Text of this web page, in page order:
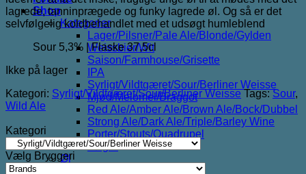
Shop
Kategorier
Lager/Pilsner/Pale Ale/Blonde/Gylden
Weissbier/Wit
Saison/Farmhouse/Grisette
IPA
Syrligt/Vildtgæret/Sour/Berliner Weisse
Mjød/Melomel/Braggot
Red Ale/Amber Ale/Brown Ale/Bock/Dubbel
Strong Ale/Dark Ale/Triple/Barley Wine
Porter/Stouts/Quadrupel
Røgøl
Øl
lagrede, tanninprægede og funky lagrede øl. Og så er det
selvfølgelig koldbehandlet med et udsøgt humleblend
Sour 5,3% | Flaske 37,5cl
Ikke på lager
Kategori: Syrligt/Vildtgæret/Sour/Berliner Weisse Tags:Sour,
Wild Ale
Kategori
Vælg Bryggeri